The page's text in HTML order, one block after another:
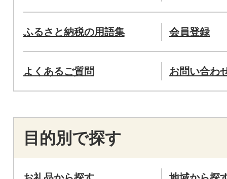
ふるさと納税の用語集 会員登録
よくあるご質問 お問い合わ
目的別で探す